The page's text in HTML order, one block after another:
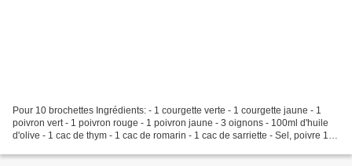
Pour 10 brochettes Ingrédients: - 1 courgette verte - 1 courgette jaune - 1
poivron vert - 1 poivron rouge - 1 poivron jaune - 3 oignons - 100ml d'huile
d'olive - 1 cac de thym - 1 cac de romarin - 1 cac de sarriette - Sel, poivre 1)